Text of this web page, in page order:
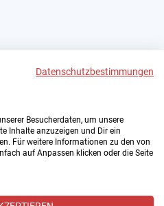
Datenschutzbestimmungen
Besucherdaten, um unsere
Inhalte anzuzeigen und Dir ein
Für weitere Informationen zu den von
auf Anpassen klicken oder die Seite
Sports Store GmbH
für amerikanische Sport-
zzgl.